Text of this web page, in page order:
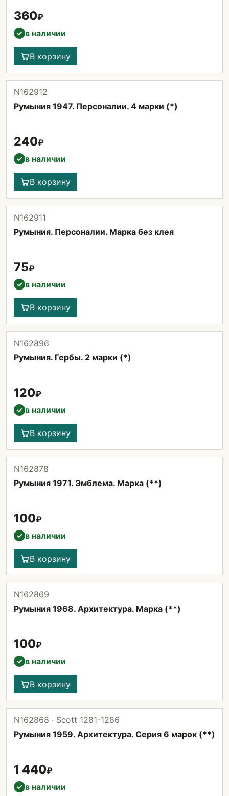
360₽
✓ в наличии
В корзину
N162912
Румыния 1947. Персоналии. 4 марки (*)
240₽
✓ в наличии
В корзину
N162911
Румыния. Персоналии. Марка без клея
75₽
✓ в наличии
В корзину
N162896
Румыния. Гербы. 2 марки (*)
120₽
✓ в наличии
В корзину
N162878
Румыния 1971. Эмблема. Марка (**)
100₽
✓ в наличии
В корзину
N162869
Румыния 1968. Архитектура. Марка (**)
100₽
✓ в наличии
В корзину
N162868 · Scott 1281-1286
Румыния 1959. Архитектура. Серия 6 марок (**)
1 440₽
✓ в наличии